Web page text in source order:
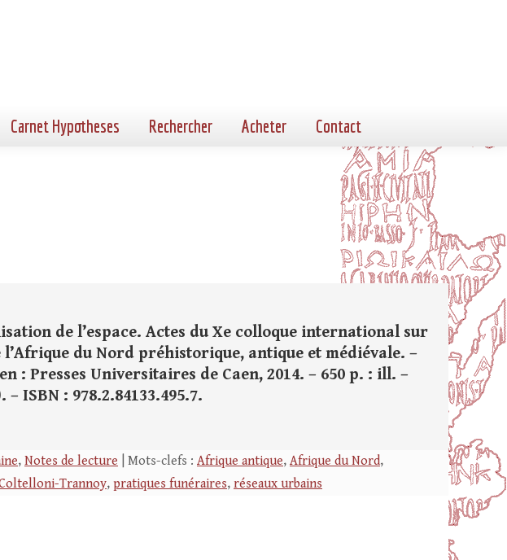
Carnet Hypotheses Rechercher Acheter Contact
de l’espace. Actes du Xe colloque international sur
l’Afrique du Nord préhistorique, antique et médiévale. –
: Presses Universitaires de Caen, 2014. – 650 p. : ill. –
– ISBN : 978.2.84133.495.7.
, Notes de lecture | Mots-clefs : Afrique antique, Afrique du Nord,
Trannoy, pratiques funéraires, réseaux urbains